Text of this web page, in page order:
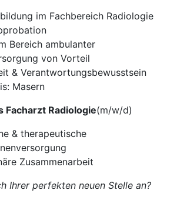
im Fachbereich Radiologie
Bereich ambulanter
von Vorteil
& Verantwortungsbewusstsein
Masern
Facharzt Radiologie(m/w/d)
& therapeutische
Zusammenarbeit
Ihrer perfekten neuen Stelle an?